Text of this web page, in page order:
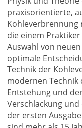
praxisorientierte,
Kohleverbrennung
die einem
Auswahl von
optimale
Technik der
modernen Technik
Entstehung und
Verschlackung und
der ersten